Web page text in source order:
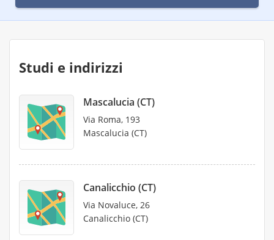
Studi e indirizzi
Mascalucia (CT)
Via Roma, 193
Mascalucia (CT)
Canalicchio (CT)
Via Novaluce, 26
Canalicchio (CT)